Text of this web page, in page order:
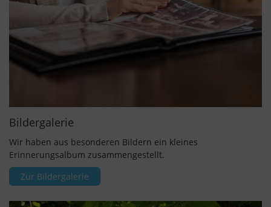
Bildergalerie
Wir haben aus besonderen Bildern ein kleines
Erinnerungsalbum zusammengestellt.
Zur Bildergalerie